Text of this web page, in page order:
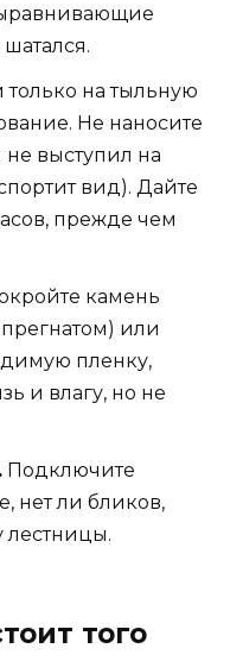
только на тыльную
Не наносите
не выступил на
вид). Дайте
прежде чем
камень
или
пленку,
и влагу, но не
Подключите
нет ли бликов,
лестницы.
того